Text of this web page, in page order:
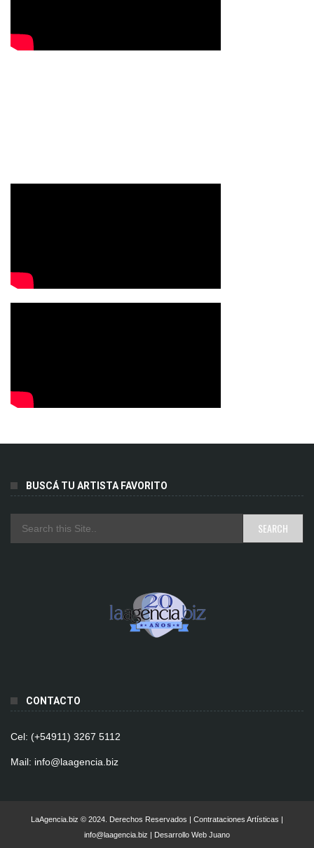
BUSCÁ TU ARTISTA FAVORITO
CONTACTO
Cel: (+54911) 3267 5112
Mail: info@laagencia.biz
LaAgencia.biz © 2024. Derechos Reservados | Contrataciones Artísticas |
info@laagencia.biz | Desarrollo Web Juano